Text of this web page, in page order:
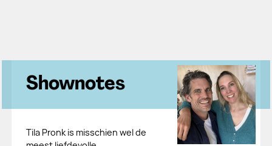
Shownotes
Tila Pronk is misschien wel de